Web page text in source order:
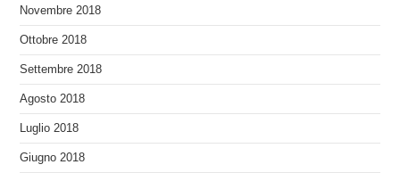
Novembre 2018
Ottobre 2018
Settembre 2018
Agosto 2018
Luglio 2018
Giugno 2018